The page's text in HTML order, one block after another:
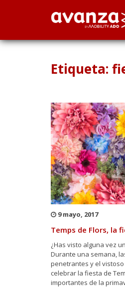
Etiqueta:
9 mayo, 2017
Temps de Flors, la
¿Has visto alguna vez
Durante una semana,
penetrantes y el
celebrar la fiesta de
importantes de la